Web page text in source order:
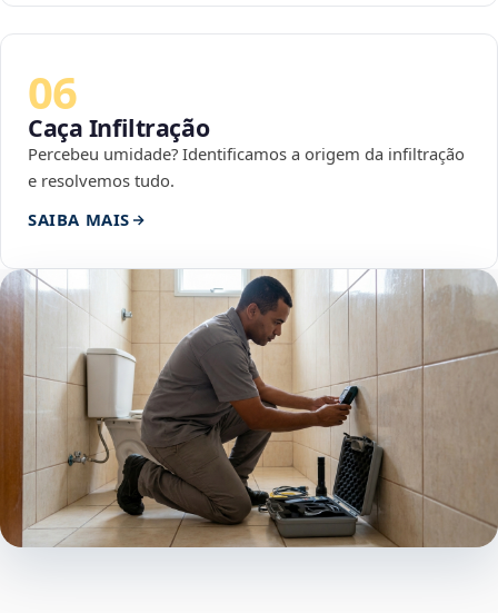
06
Caça Infiltração
Percebeu umidade? Identificamos a origem da infiltração
e resolvemos tudo.
SAIBA MAIS